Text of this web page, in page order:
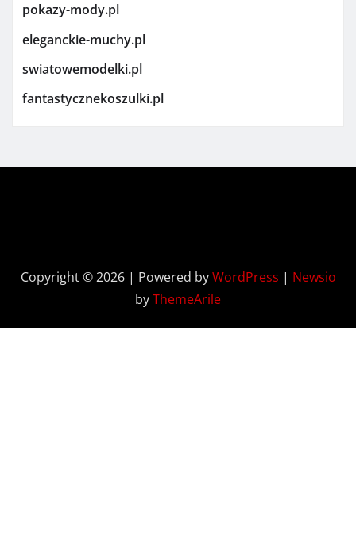
pokazy-mody.pl
eleganckie-muchy.pl
swiatowemodelki.pl
fantastycznekoszulki.pl
Copyright © 2026 | Powered byWordPress | Newsio
byThemeArile